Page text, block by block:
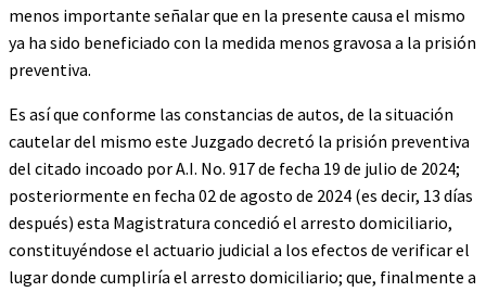
menos importante señalar que en la presente causa el mismo
ya ha sido beneficiado con la medida menos gravosa a la prisión
preventiva.
Es así que conforme las constancias de autos, de la situación
cautelar del mismo este Juzgado decretó la prisión preventiva
del citado incoado por A.I. No. 917 de fecha 19 de julio de 2024;
posteriormente en fecha 02 de agosto de 2024 (es decir, 13 días
después) esta Magistratura concedió el arresto domiciliario,
constituyéndose el actuario judicial a los efectos de verificar el
lugar donde cumpliría el arresto domiciliario; que, finalmente a